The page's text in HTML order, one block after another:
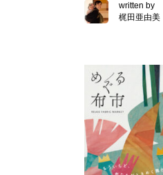
written by
梶田亜由美